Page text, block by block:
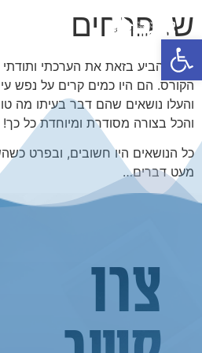
פתח סרגל נגישות
ש. פרחים
הנני להביע בזאת את הערכתי
הקורס. הם היו כמים קרים על נפש
והעלו נושאים שהם דבר בעיתו מה
והכל בצורה מסודרת ומיוחדת כל כך!
כל הנושאים היו חשובים, ובפרט
מעט דברים…
צרו